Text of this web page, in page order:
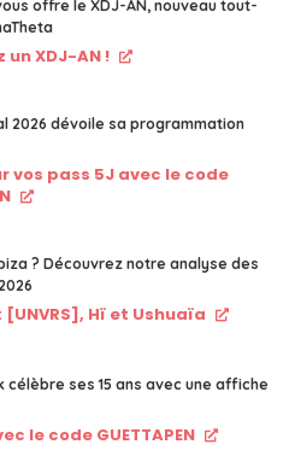
offre le XDJ-AN, nouveau tout-
un XDJ-AN !
2026 dévoile sa programmation
vos pass 5J avec le code
? Découvrez notre analyse des
[UNVRS], Hï et Ushuaïa
célèbre ses 15 ans avec une affiche
le code GUETTAPEN